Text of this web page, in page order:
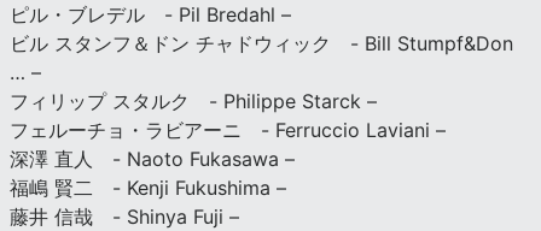
ピル・ブレデル - Pil Bredahl –
ビル スタンフ＆ドン チャドウィック - Bill Stumpf&Don
… –
フィリップ スタルク - Philippe Starck –
フェルーチョ・ラビアーニ - Ferruccio Laviani –
深澤 直人 - Naoto Fukasawa –
福嶋 賢二 - Kenji Fukushima –
藤井 信哉 - Shinya Fuji –